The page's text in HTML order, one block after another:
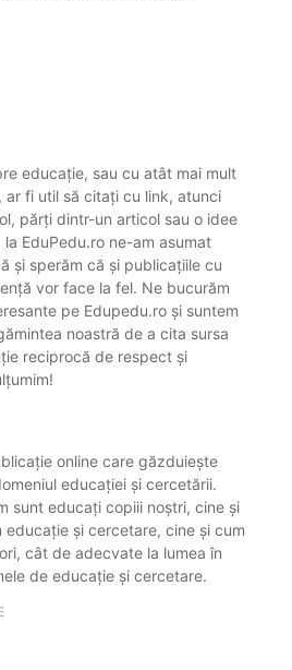
educație, sau cu atât mai mult
fi util să citați cu link, atunci
părți dintr-un articol sau o idee
EduPedu.ro ne-am asumat
și sperăm că și publicațiile cu
vor face la fel. Ne bucurăm
pe Edupedu.ro și suntem
noastră de a cita sursa
reciprocă de respect și
online care găzduiește
educației și cercetării.
sunt educați copiii noștri, cine și
și cercetare, cine și cum
cât de adecvate la lumea în
de educație și cercetare.